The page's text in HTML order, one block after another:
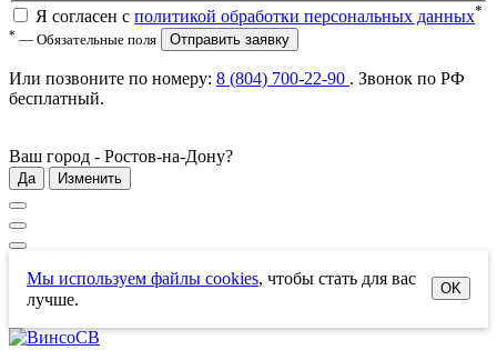
Я согласен с политикой обработки персональных данных*
* — Обязательные поля Отправить заявку
Или позвоните по номеру: 8 (804) 700-22-90 . Звонок по РФ
бесплатный.
Ваш город - Ростов-на-Дону?
Да Изменить
Мы используем файлы cookies, чтобы стать для вас
лучше.
OK